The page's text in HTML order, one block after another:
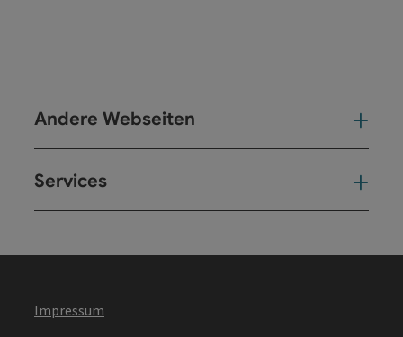
Andere Webseiten
Services
Impressum